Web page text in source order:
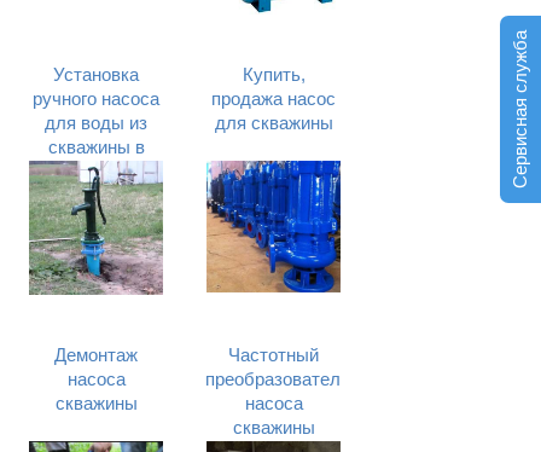
Сервисная служба
Установка
ручного насоса
для воды из
скважины в
Киеве и
Киевской
области
Купить,
продажа насос
для скважины
Демонтаж
насоса
скважины
Частотный
преобразователь
насоса
скважины